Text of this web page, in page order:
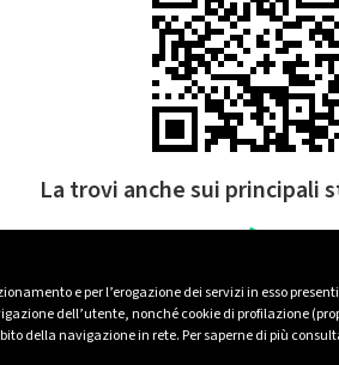
e per l’erogazione dei servizi in esso
dell’utente, nonché cookie di profilazione
della navigazione in rete. Per saperne di più
La trovi anche sui principali